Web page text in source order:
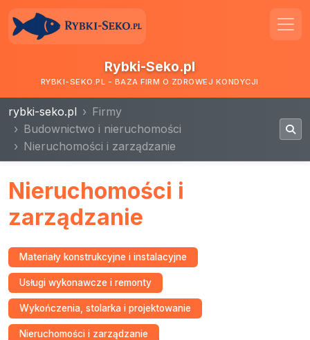
Rybki-Seko.pl
RYBKI-SEKO.PL - BAZA FIRM O ZDROWEJ KONDYCJI
rybki-seko.pl
Firmy
Budownictwo i nieruchomości
Nieruchomości i zarządzanie
Nieruchomości i
zarządzanie
Materiały konstrukcyjne i instalacyjne
Usługi wykonawcze i remonty
Wykończenia, stolarka i projektowanie
Nieruchomości i zarządzanie